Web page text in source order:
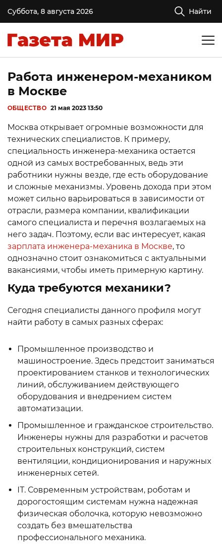
Суббота, 8 августа 2026 Найти
Работа инженером-механиком
в Москве
ОБЩЕСТВО 21 мая 2023 13:50
Москва открывает огромные возможности для
технических специалистов. К примеру,
специальность инженера-механика остается
одной из самых востребованных, ведь эти
работники нужны везде, где есть оборудование
и сложные механизмы. Уровень дохода при этом
может сильно варьироваться в зависимости от
отрасли, размера компании, квалификации
самого специалиста и перечня возлагаемых на
него задач. Поэтому, если вас интересует, какая
зарплата инженера-механика в Москве, то
однозначно стоит ознакомиться с актуальными
вакансиями, чтобы иметь примерную картину.
Куда требуются механики?
Сегодня специалисты данного профиля могут
найти работу в самых разных сферах:
Промышленное производство и
машиностроение. Здесь предстоит заниматься
проектированием станков и технологических
линий, обслуживанием действующего
оборудования и внедрением систем
автоматизации.
Промышленное и гражданское строительство.
Инженеры нужны для разработки и расчетов
строительных конструкций, систем
вентиляции, кондиционирования и наружных
инженерных сетей.
IT. Современным устройствам, роботам и
дорогостоящим системам нужна надежная
физическая оболочка, которую невозможно
создать без вмешательства
профессионального механика.